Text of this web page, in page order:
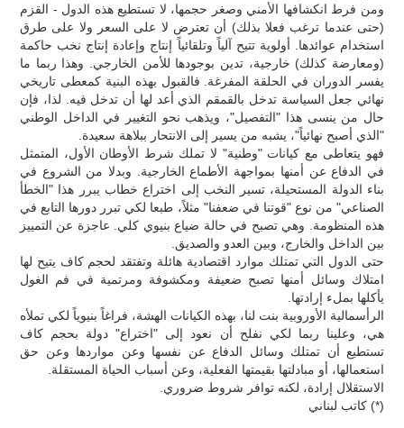
ومن فرط انكشافها الأمني وصغر حجمها، لا تستطيع هذه الدول - القزم
(حتى عندما ترغب فعلا بذلك) أن تعترض لا على السعر ولا على طرق
استخدام عوائدها. أولوية تتيح آلياً وتلقائياً إنتاج وإعادة إنتاج نخب حاكمة
(ومعارضة كذلك) خارجية، تدين بوجودها للأمن الخارجي. وهذا ربما ما
يفسر الدوران في الحلقة المفرغة. فالقبول بهذه البنية كمعطى تاريخي
نهائي جعل السياسة تدخل بالقمقم الذي أعد لها أن تدخل فيه. لذا، فإن
حال من ينسى هذا "التفصيل"، ويذهب نحو التغيير في الداخل الوطني
"الذي أصبح نهائياً"، يشبه من يسير إلى الانتحار ببلاهة سعيدة.
فهو يتعاطى مع كيانات "وطنية" لا تملك شرط الأوطان الأول، المتمثل
في الدفاع عن أمنها بمواجهة الأطماع الخارجية. وبدلا من الشروع في
بناء الدولة المستحيلة، تسير النخب إلى اختراع خطاب يبرر هذا "الخطأ
الصناعي" من نوع "قوتنا في ضعفنا" مثلاً، طبعا لكي تبرر دورها التابع في
هذه المنظومة. وهي تصبح في حالة ضياع بنيوي كلي. عاجزة عن التمييز
بين الداخل والخارج، وبين العدو والصديق.
حتى الدول التي تمتلك موارد اقتصادية هائلة وتفتقد لحجم كاف يتيح لها
امتلاك وسائل أمنها تصبح ضعيفة ومكشوفة ومرتمية في فم الغول
يأكلها بملء إرادتها.
الرأسمالية الأوروبية بنت لنا، بهذه الكيانات الهشة، فراغاً بنيوياً لكي تملأه
هي، وعلينا ربما لكي نفلح أن نعود إلى "اختراع" دولة بحجم كاف
تستطيع أن تمتلك وسائل الدفاع عن نفسها وعن مواردها وعن حق
استعمالها، أو مبادلتها بقيمتها الفعلية، وعن أسباب الحياة المستقلة.
الاستقلال إرادة، لكنه توافر شروط ضروري.
(*) كاتب لبناني